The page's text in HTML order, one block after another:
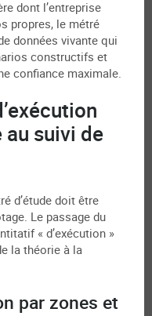
dont l’entreprise
propres, le métré
données vivante qui
constructifs et
confiance maximale.
suivi de
d’étude doit être
Le passage du
« d’exécution »
la théorie à la
par zones et